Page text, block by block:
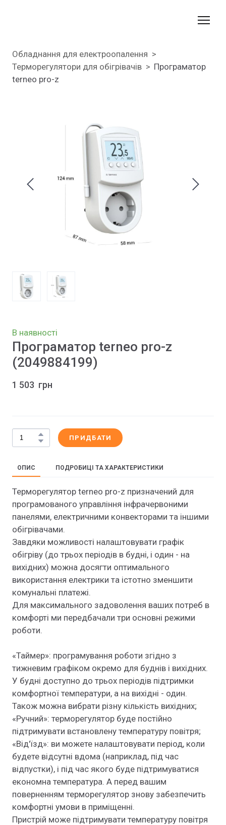
Обладнання для електроопалення
Терморегулятори для обігрівачів
Програматор
terneo pro-z
В наявності
Програматор terneo pro-z
(2049884199)
1 503  грн
ПРИДБАТИ
ОПИС ПОДРОБИЦІ ТА ХАРАКТЕРИСТИКИ
Терморегулятор terneo pro-z призначений для
програмованого управління інфрачервоними
панелями, електричними конвекторами та іншими
обігрівачами.
Завдяки можливості налаштовувати графік
обігріву (до трьох періодів в будні, і один - на
вихідних) можна досягти оптимального
використання електрики та істотно зменшити
комунальні платежі.
Для максимального задоволення ваших потреб в
комфорті ми передбачали три основні режими
роботи.
«Таймер»: програмування роботи згідно з
тижневим графіком окремо для буднів і вихідних.
У будні доступно до трьох періодів підтримки
комфортної температури, а на вихідні - один.
Також можна вибрати різну кількість вихідних;
«Ручний»: терморегулятор буде постійно
підтримувати встановлену температуру повітря;
«Від'їзд»: ви можете налаштовувати період, коли
будете відсутні вдома (наприклад, під час
відпустки), і під час якого буде підтримуватися
економна температура. А перед вашим
поверненням терморегулятор знову забезпечить
комфортні умови в приміщенні.
Пристрій може підтримувати температуру повітря